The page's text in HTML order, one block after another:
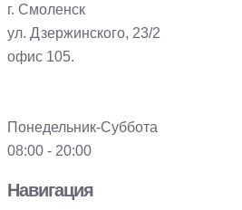
г. Смоленск
ул. Дзержинского, 23/2
офис 105.
Понедельник-Суббота
08:00 - 20:00
Навигация